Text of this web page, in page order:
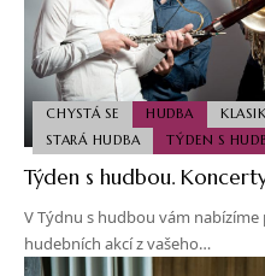
CHYSTÁ SE HUDBA
STARÁ HUDBA
TÝDEN S
Týden s hudbou.
V Týdnu s hudbou vám nabízíme
hudebních akcí z vašeho…